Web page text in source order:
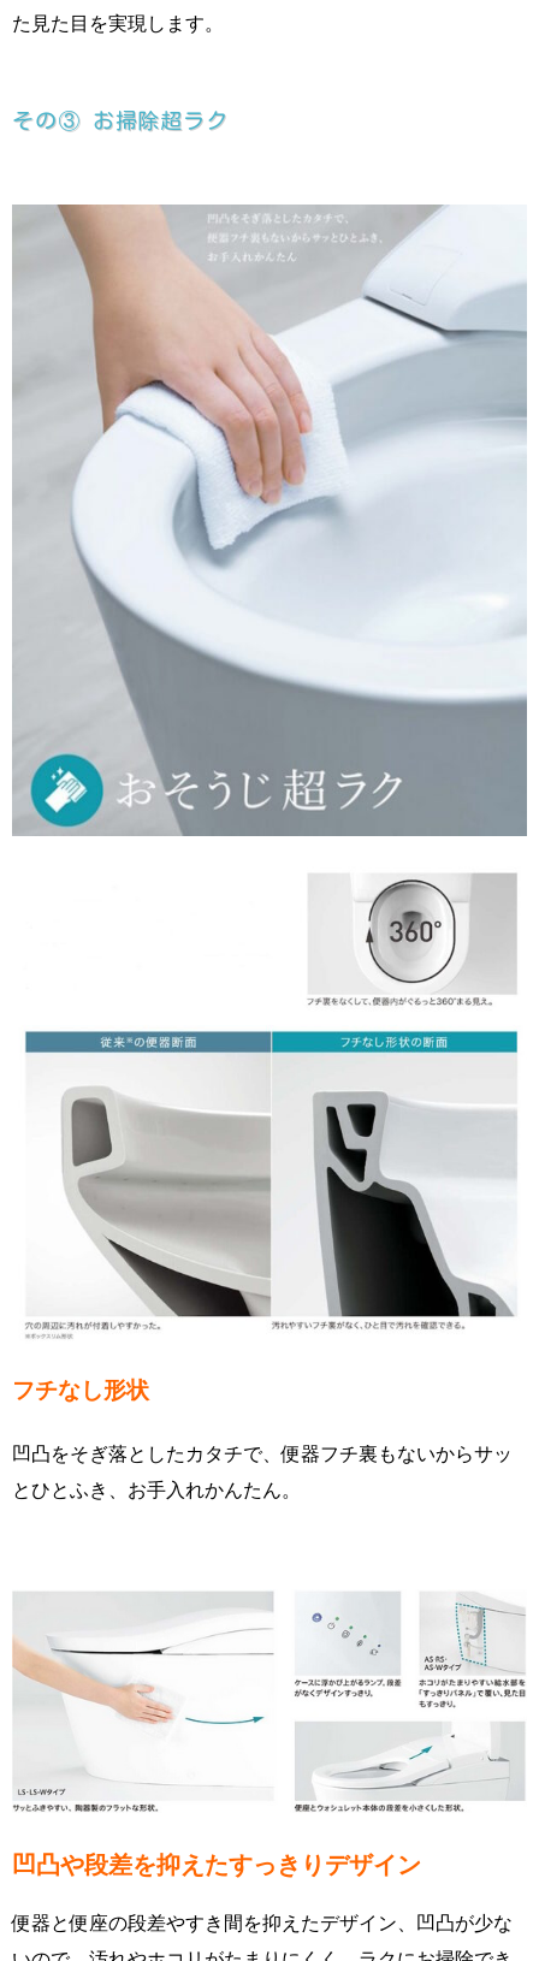
た見た目を実現します。
その③ お掃除超ラク
フチなし形状
凹凸をそぎ落としたカタチで、便器フチ裏もないからサッ
とひとふき、お手入れかんたん。
凹凸や段差を抑えたすっきりデザイン
便器と便座の段差やすき間を抑えたデザイン、凹凸が少な